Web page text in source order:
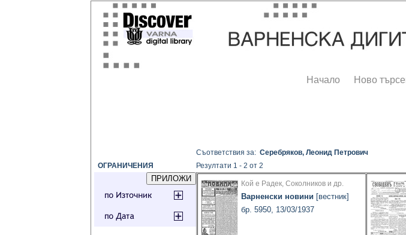
Начало Ново
ОГРАНИЧЕНИЯ
Съответствия за: Серебряков, Леонид Петрович
Резултати 1 - 2 от 2
Кой е Радек, Соколников и др.
Варненски новини [вестник]
бр. 5950, 13/03/1937